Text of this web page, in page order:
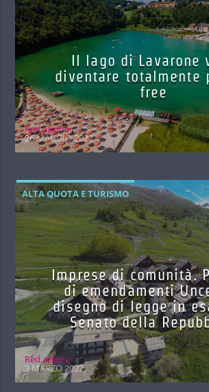
Il lago di Lavarone
diventare totalmente
free
Red.azione
26 MAGGIO 2022
ALTA QUOTA E TURISMO
Imprese di comunità.
di emendamenti
disegno di legge in
Senato della
Red.azione
3 MARZO 2022